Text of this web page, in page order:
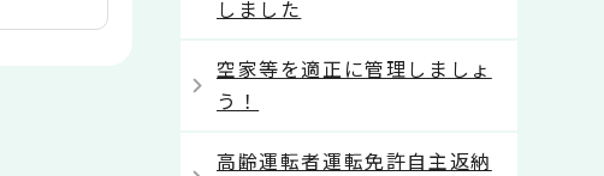
しました
空家等を適正に管理しましょ
う！
高齢運転者運転免許自主返納